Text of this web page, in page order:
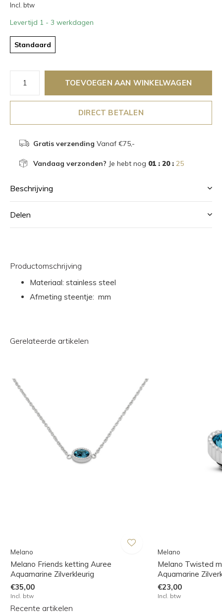
Incl. btw
Levertijd 1 - 3 werkdagen
Standaard
TOEVOEGEN AAN WINKELWAGEN
DIRECT BETALEN
Gratis verzending Vanaf €75,-
Vandaag verzonden? Je hebt nog 01 : 20 : 25
Beschrijving
Delen
Productomschrijving
Materiaal: stainless steel
Afmeting steentje: mm
Gerelateerde artikelen
Melano
Melano Friends ketting Auree
Aquamarine Zilverkleurig
€35,00
Incl. btw
Melano
Melano Twisted
Aquamarine
€23,00
Incl. btw
Recente artikelen